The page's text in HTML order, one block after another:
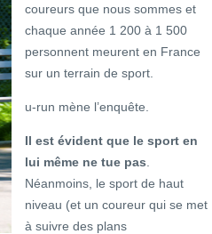
coureurs que nous sommes et
chaque année 1 200 à 1 500
personnent meurent en France
sur un terrain de sport.
u-run mène l’enquête.
Il est évident que le sport en
lui même ne tue pas
Néanmoins, le sport de haut
niveau (et un coureur qui se met
à suivre des plans